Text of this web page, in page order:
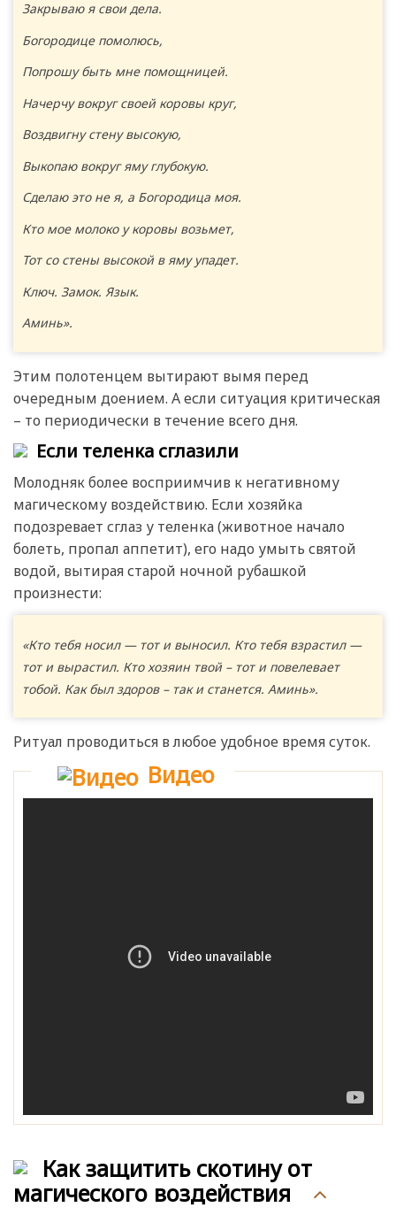
Закрываю я свои дела.
Богородице помолюсь,
Попрошу быть мне помощницей.
Начерчу вокруг своей коровы круг,
Воздвигну стену высокую,
Выкопаю вокруг яму глубокую.
Сделаю это не я, а Богородица моя.
Кто мое молоко у коровы возьмет,
Тот со стены высокой в яму упадет.
Ключ. Замок. Язык.
Аминь».
Этим полотенцем вытирают вымя перед
очередным доением. А если ситуация критическая
– то периодически в течение всего дня.
Если теленка сглазили
Молодняк более восприимчив к негативному
магическому воздействию. Если хозяйка
подозревает сглаз у теленка (животное начало
болеть, пропал аппетит), его надо умыть святой
водой, вытирая старой ночной рубашкой
произнести:
«Кто тебя носил — тот и выносил. Кто тебя взрастил —
тот и вырастил. Кто хозяин твой – тот и повелевает
тобой. Как был здоров – так и станется. Аминь».
Ритуал проводиться в любое удобное время суток.
Видео
Как защитить скотину от
магического воздействия